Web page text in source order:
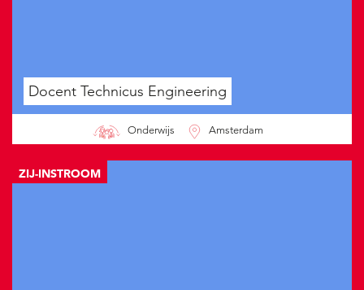
Docent Technicus Engineering
Onderwijs Amsterdam